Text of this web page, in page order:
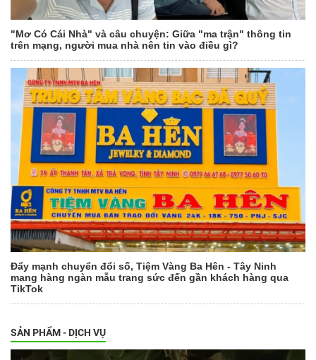
"Mơ Có Cái Nhà" và câu chuyện: Giữa "ma trận" thông tin
trên mạng, người mua nhà nên tin vào điều gì?
Đẩy mạnh chuyển đổi số, Tiệm Vàng Ba Hên - Tây Ninh
mang hàng ngàn mẫu trang sức đến gần khách hàng qua
TikTok
SẢN PHẨM - DỊCH VỤ